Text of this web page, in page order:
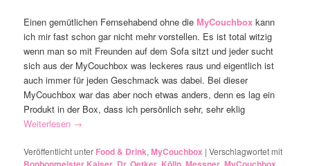
Einen gemütlichen Fernsehabend ohne die MyCouchbox kann
ich mir fast schon gar nicht mehr vorstellen. Es ist total witzig
wenn man so mit Freunden auf dem Sofa sitzt und jeder sucht
sich aus der MyCouchbox was leckeres raus und eigentlich ist
auch immer für jeden Geschmack was dabei. Bei dieser
MyCouchbox war das aber noch etwas anders, denn es lag ein
Produkt in der Box, dass ich persönlich sehr, sehr eklig
Weiterlesen →
Veröffentlicht unter Food & Drink,MyCouchbox |Verschlagwortet mit